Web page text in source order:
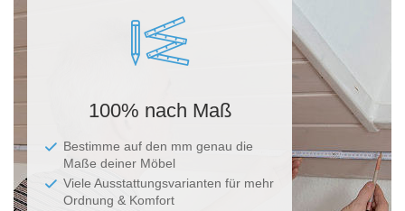
100% nach Maß
Bestimme auf den mm genau die
Maße deiner Möbel
Viele Ausstattungsvarianten für mehr
Ordnung & Komfort